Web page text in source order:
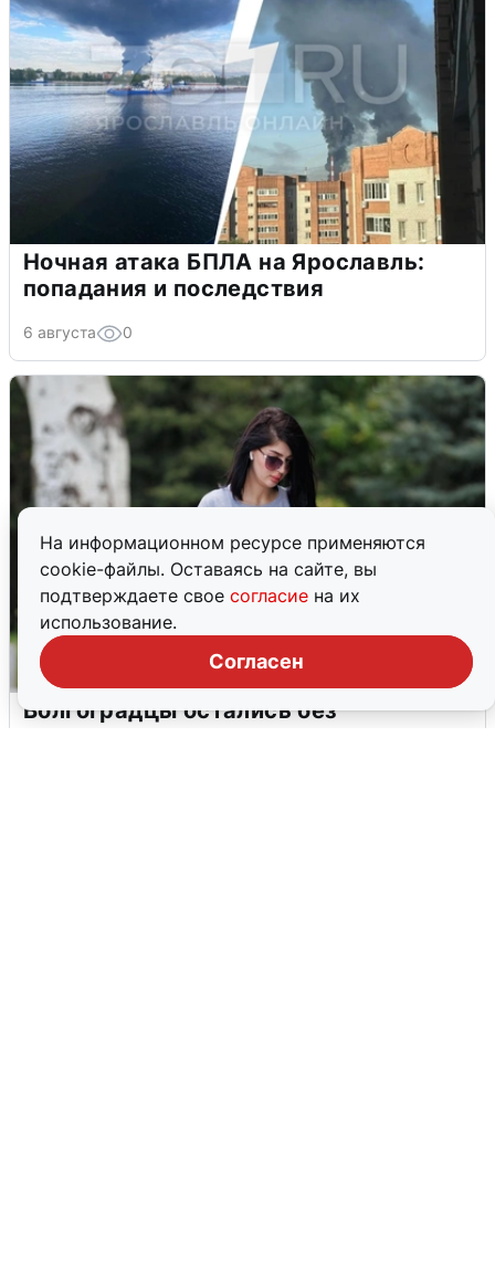
На информационном ресурсе применяются
cookie-файлы. Оставаясь на сайте, вы
подтверждаете свое согласие на их
использование.
Согласен
Ночная атака БПЛА на Ярославль:
попадания и последствия
6 августа 0
Волгоградцы остались без